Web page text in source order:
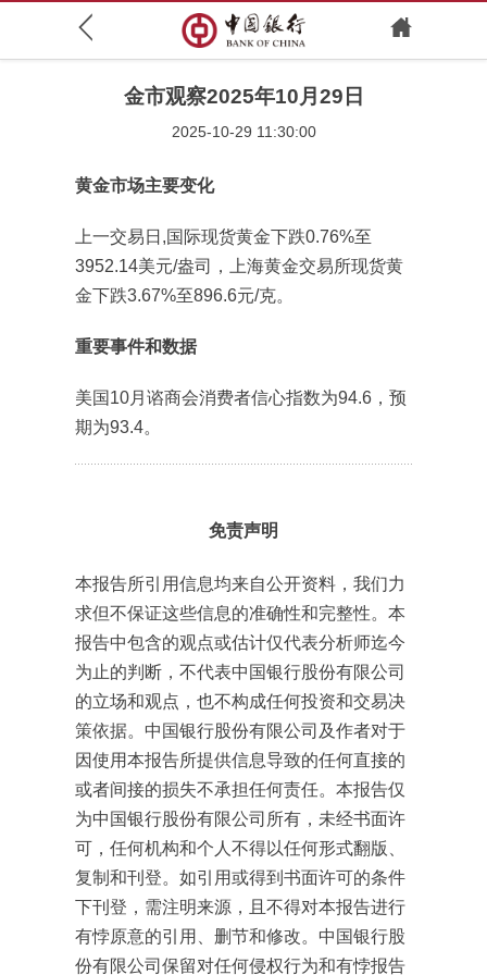
金市观察2025年10月29日
2025-10-29 11:30:00
黄金市场主要变化
上一交易日,国际现货黄金下跌0.76%至
3952.14美元/盎司，上海黄金交易所现货黄
金下跌3.67%至896.6元/克。
重要事件和数据
美国10月谘商会消费者信心指数为94.6，预
期为93.4。
免责声明
本报告所引用信息均来自公开资料，我们力
求但不保证这些信息的准确性和完整性。本
报告中包含的观点或估计仅代表分析师迄今
为止的判断，不代表中国银行股份有限公司
的立场和观点，也不构成任何投资和交易决
策依据。中国银行股份有限公司及作者对于
因使用本报告所提供信息导致的任何直接的
或者间接的损失不承担任何责任。本报告仅
为中国银行股份有限公司所有，未经书面许
可，任何机构和个人不得以任何形式翻版、
复制和刊登。如引用或得到书面许可的条件
下刊登，需注明来源，且不得对本报告进行
有悖原意的引用、删节和修改。中国银行股
份有限公司保留对任何侵权行为和有悖报告